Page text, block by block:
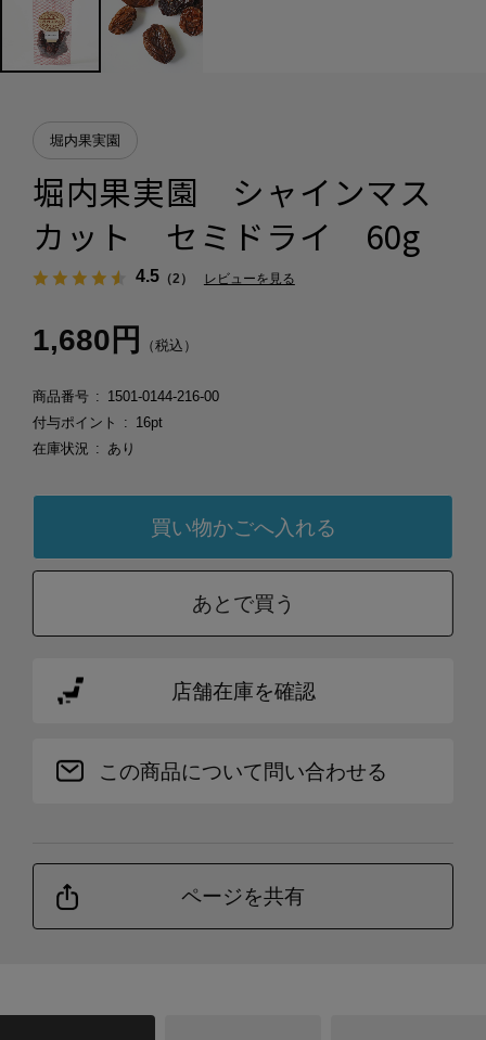
堀内果実園
堀内果実園 シャインマス
カット セミドライ 60g
4.5（2） レビューを見る
1,680円 （税込）
商品番号
1501-0144-216-00
付与ポイント
16pt
在庫状況
あり
あとで買う
店舗在庫を確認
この商品について問い合わせる
ページを共有